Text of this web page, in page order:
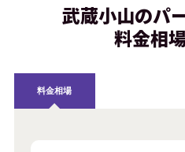
武蔵小山のパ
料金相
料金相場